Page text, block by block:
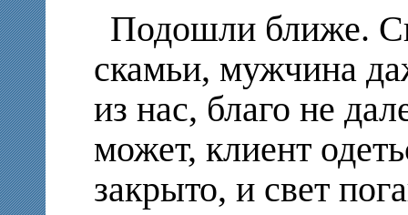
Подошли ближе.
скамьи, мужчина
из нас, благо не
может, клиент
закрыто, и свет